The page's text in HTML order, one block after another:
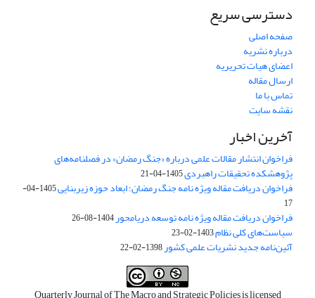
دسترسی سریع
صفحه اصلی
درباره نشریه
اعضای هیات تحریریه
ارسال مقاله
تماس با ما
نقشه سایت
آخرین اخبار
فراخوان انتشار مقالات علمی درباره «جنگ رمضان» در فصلنامه‌های
پژوهشکده تحقیقات راهبردی1405-04-21
فراخوان دریافت مقاله ویژه نامه جنگ رمضان؛ ابعاد حوزه زیربنایی
1405-04-
17
فراخوان دریافت مقاله ویژه نامه توسعه دریامحور1404-08-26
سیاست‌های کلی نظام1403-02-23
آئین‌نامه جدید نشریات علمی کشور1398-02-22